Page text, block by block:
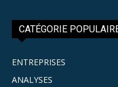
CATÉGORIE
ENTREPRISES
ANALYSES